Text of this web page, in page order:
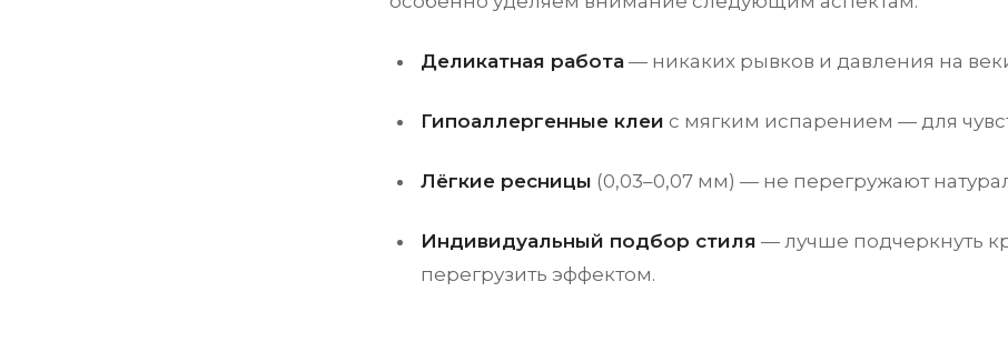
Деликатная работа — никаких рывков и давления на
Гипоаллергенные клеи с мягким испарением — для
Лёгкие ресницы (0,03–0,07 мм) — не перегружают
Индивидуальный подбор стиля — лучше подчеркнуть
перегрузить эффектом.